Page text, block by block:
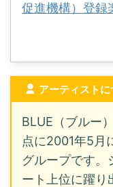
促進機構）登録
アーティストに
BLUE（ブルー
点に2001年5月
グループです。
ート上位に躍り